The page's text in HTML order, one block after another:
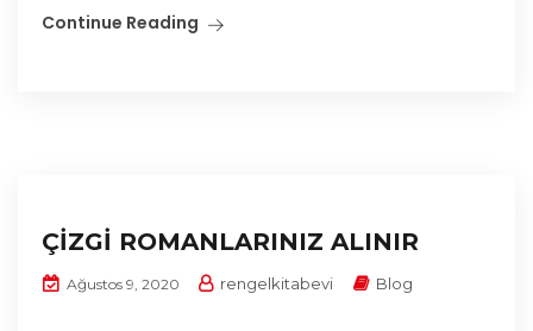
Continue Reading
ÇİZGİ ROMANLARINIZ ALINIR
Ağustos 9, 2020 rengelkitabevi Blog